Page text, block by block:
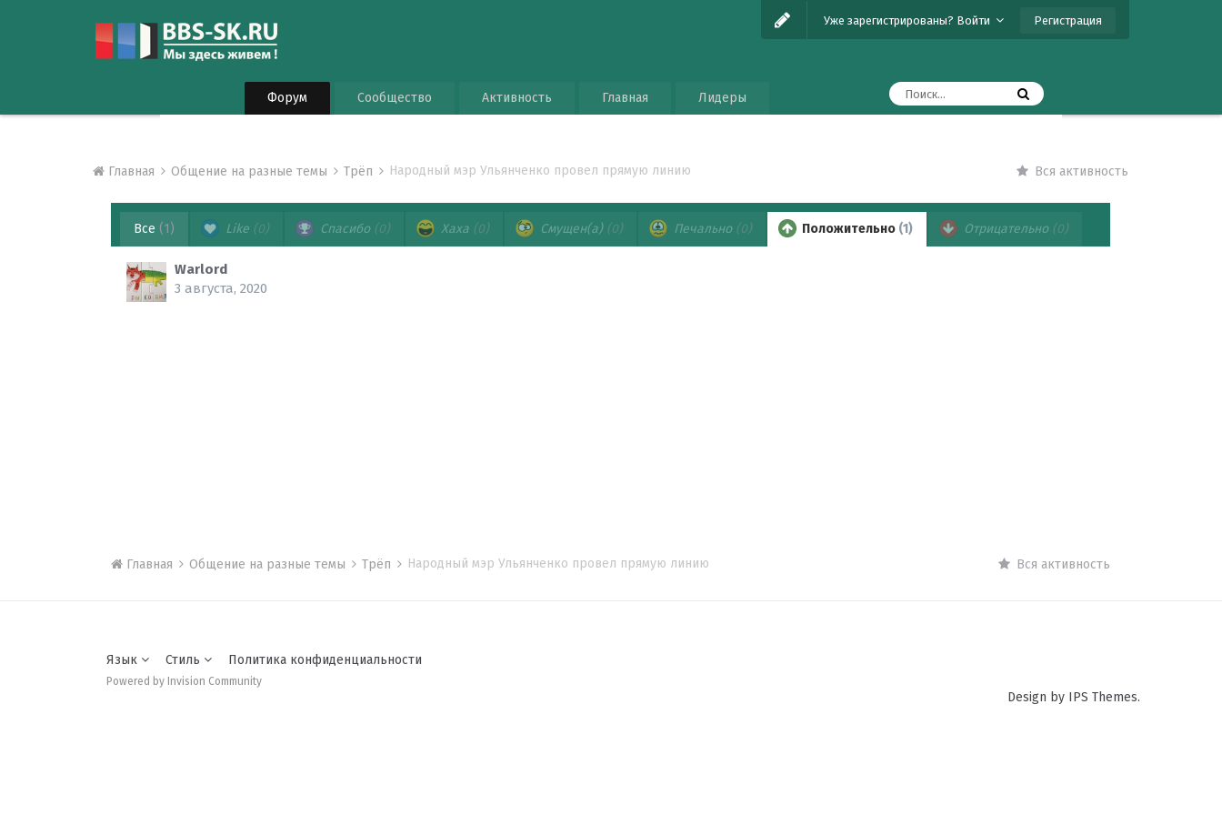
Уже зарегистрированы? Войти Регистрация
Форум Сообщество Активность Главная Лидеры
Вся активность
Главная Общение на разные темы Трёп Народный мэр Ульянченко провел прямую линию
Все (1) Like (0) Спасибо (0) Хаха (0) Смущен(а) (0) Печально (0) Положительно (1) Отрицательно (0)
Warlord
3 августа, 2020
Вся активность
Главная Общение на разные темы Трёп Народный мэр Ульянченко провел прямую линию
Язык Стиль Политика конфиденциальности
Powered by Invision Community
Design by IPS Themes.